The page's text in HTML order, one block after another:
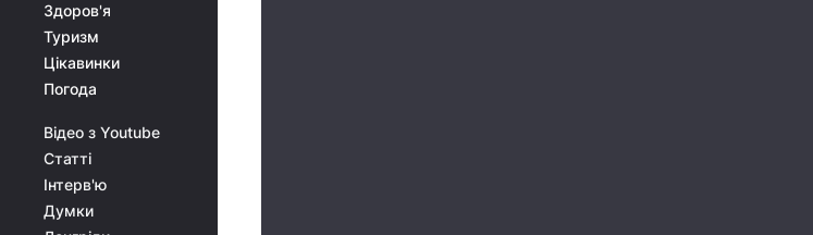
Здоров'я
Туризм
Цікавинки
Погода
Відео з Youtube
Статті
Інтерв'ю
Думки